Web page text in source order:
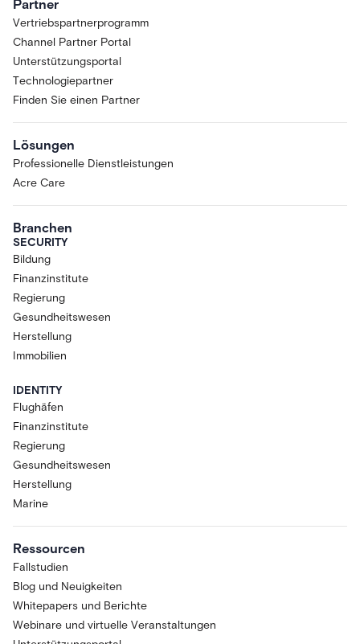
Partner
Vertriebspartnerprogramm
Channel Partner Portal
Unterstützungsportal
Technologiepartner
Finden Sie einen Partner
Lösungen
Professionelle Dienstleistungen
Acre Care
Branchen
SECURITY
Bildung
Finanzinstitute
Regierung
Gesundheitswesen
Herstellung
Immobilien
IDENTITY
Flughäfen
Finanzinstitute
Regierung
Gesundheitswesen
Herstellung
Marine
Ressourcen
Fallstudien
Blog und Neuigkeiten
Whitepapers und Berichte
Webinare und virtuelle Veranstaltungen